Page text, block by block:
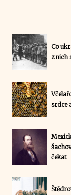
Co
z nich
srdce
čekat